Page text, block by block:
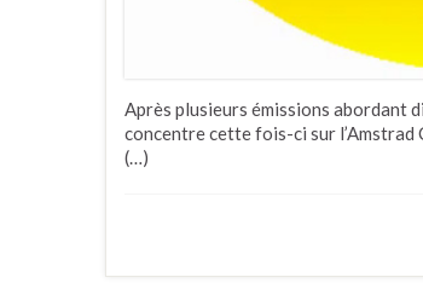
Après plusieurs émissions abordant
concentre cette fois-ci sur
(…)